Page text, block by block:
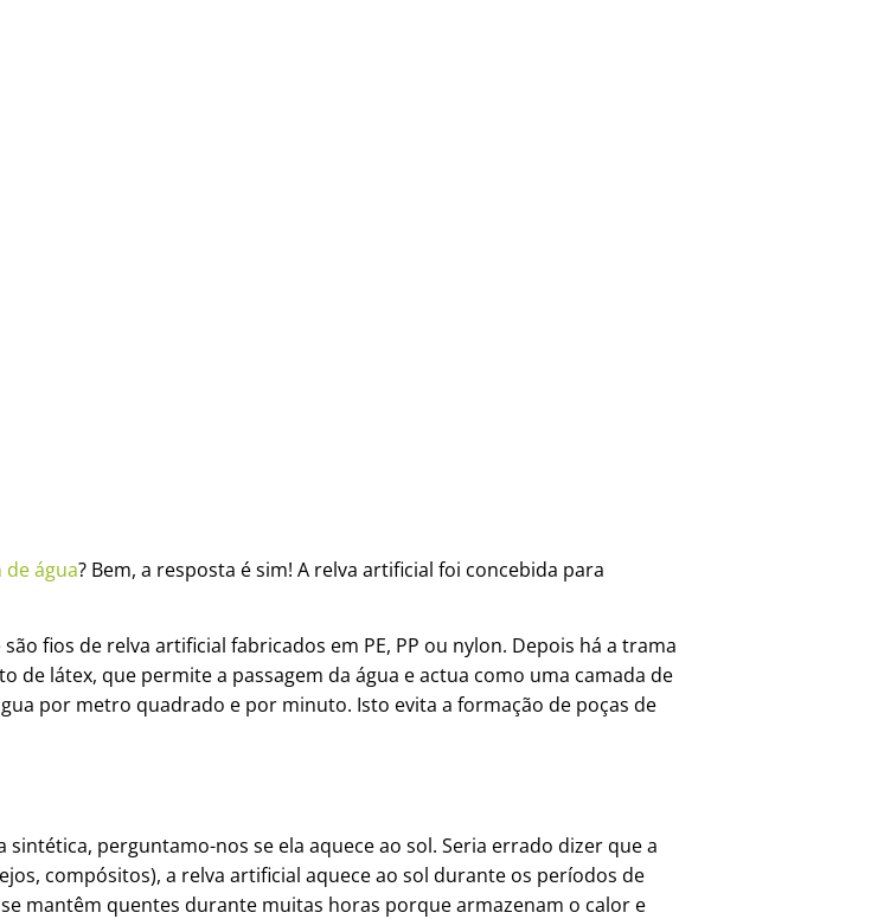
água? Bem, a resposta é sim! A relva artificial foi concebida para
fios de relva artificial fabricados em PE, PP ou nylon. Depois há a trama
de látex, que permite a passagem da água e actua como uma camada de
por metro quadrado e por minuto. Isto evita a formação de poças de
perguntamo-nos se ela aquece ao sol. Seria errado dizer que a
compósitos), a relva artificial aquece ao sol durante os períodos de
mantêm quentes durante muitas horas porque armazenam o calor e